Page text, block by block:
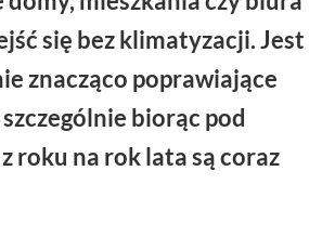
się bez klimatyzacji. Jest
znacząco poprawiające
biorąc pod
roku na rok lata są coraz